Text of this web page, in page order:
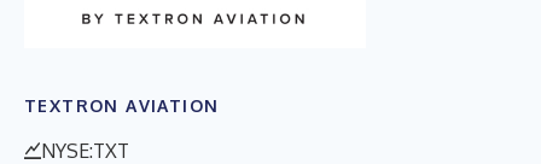
TEXTRON AVIATION
NYSE:TXT